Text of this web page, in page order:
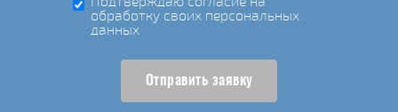
обработку своих персональных
данных
Отправить заявку